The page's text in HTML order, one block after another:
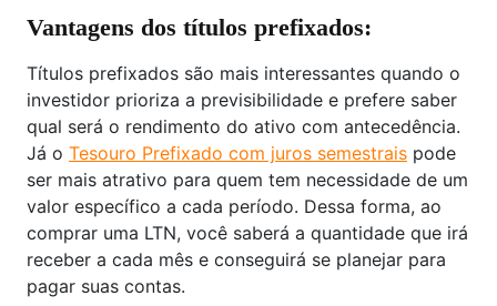
Vantagens dos títulos prefixados:
Títulos prefixados são mais interessantes quando o
investidor prioriza a previsibilidade e prefere saber
qual será o rendimento do ativo com antecedência.
Já o Tesouro Prefixado com juros semestrais pode
ser mais atrativo para quem tem necessidade de um
valor específico a cada período. Dessa forma, ao
comprar uma LTN, você saberá a quantidade que irá
receber a cada mês e conseguirá se planejar para
pagar suas contas.